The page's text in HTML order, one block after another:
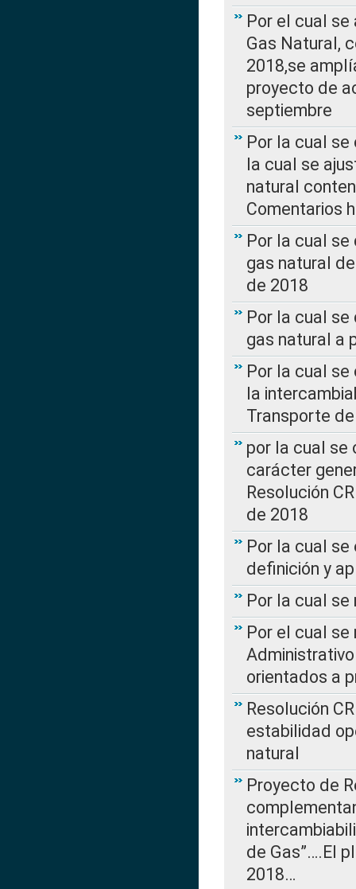
Por el cual
Gas Natural,
2018,se
proyecto de
septiembre
Por la cual se
la cual se
natural
Comentarios
Por la cual
gas natural
de 2018
Por la cual
gas natural a
Por la cual
la
Transporte
por la cual se
carácter
Resolución
de 2018
Por la cual
definición y
Por la cual
Por el cual
orientados a
Resolución
estabilidad
natural
Proyecto de
de Gas”….El
2018…